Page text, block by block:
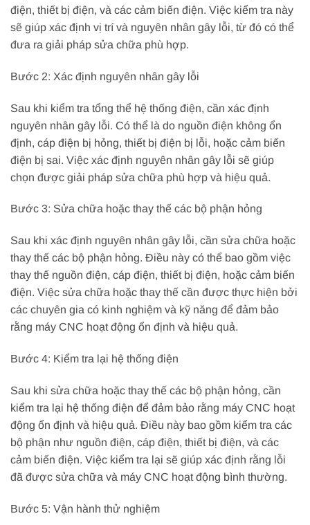
điện, thiết bị điện, và các cảm biến điện. Việc kiểm tra này
sẽ giúp xác định vị trí và nguyên nhân gây lỗi, từ đó có thể
đưa ra giải pháp sửa chữa phù hợp.
Bước 2: Xác định nguyên nhân gây lỗi
Sau khi kiểm tra tổng thể hệ thống điện, cần xác định
nguyên nhân gây lỗi. Có thể là do nguồn điện không ổn
định, cáp điện bị hỏng, thiết bị điện bị lỗi, hoặc cảm biến
điện bị sai. Việc xác định nguyên nhân gây lỗi sẽ giúp
chọn được giải pháp sửa chữa phù hợp và hiệu quả.
Bước 3: Sửa chữa hoặc thay thế các bộ phận hỏng
Sau khi xác định nguyên nhân gây lỗi, cần sửa chữa hoặc
thay thế các bộ phận hỏng. Điều này có thể bao gồm việc
thay thế nguồn điện, cáp điện, thiết bị điện, hoặc cảm biến
điện. Việc sửa chữa hoặc thay thế cần được thực hiện bởi
các chuyên gia có kinh nghiệm và kỹ năng để đảm bảo
rằng máy CNC hoạt động ổn định và hiệu quả.
Bước 4: Kiểm tra lại hệ thống điện
Sau khi sửa chữa hoặc thay thế các bộ phận hỏng, cần
kiểm tra lại hệ thống điện để đảm bảo rằng máy CNC hoạt
động ổn định và hiệu quả. Điều này bao gồm kiểm tra các
bộ phận như nguồn điện, cáp điện, thiết bị điện, và các
cảm biến điện. Việc kiểm tra lại sẽ giúp xác định rằng lỗi
đã được sửa chữa và máy CNC hoạt động bình thường.
Bước 5: Vận hành thử nghiệm